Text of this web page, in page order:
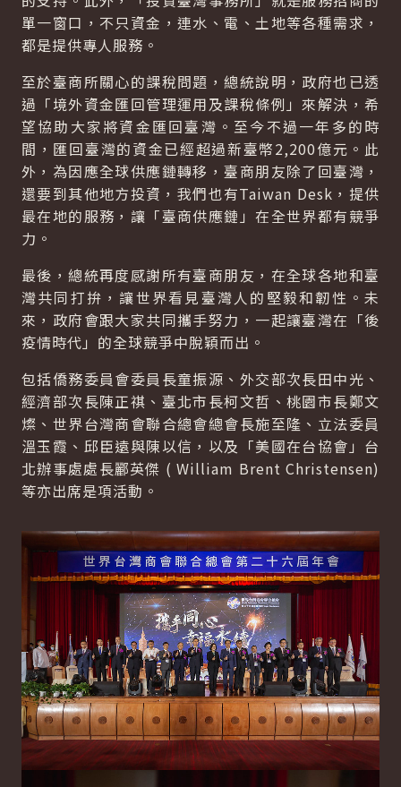
單一窗口，不只資金，連水、電、土地等各種需求，
都是提供專人服務。
至於臺商所關心的課稅問題，總統說明，政府也已透
過「境外資金匯回管理運用及課稅條例」來解決，希
望協助大家將資金匯回臺灣。至今不過一年多的時
間，匯回臺灣的資金已經超過新臺幣2,200億元。此
外，為因應全球供應鏈轉移，臺商朋友除了回臺灣，
還要到其他地方投資，我們也有Taiwan Desk，提供
最在地的服務，讓「臺商供應鏈」在全世界都有競爭
力。
最後，總統再度感謝所有臺商朋友，在全球各地和臺
灣共同打拚，讓世界看見臺灣人的堅毅和韌性。未
來，政府會跟大家共同攜手努力，一起讓臺灣在「後
疫情時代」的全球競爭中脫穎而出。
包括僑務委員會委員長童振源、外交部次長田中光、
經濟部次長陳正祺、臺北市長柯文哲、桃園市長鄭文
燦、世界台灣商會聯合總會總會長施至隆、立法委員
溫玉霞、邱臣遠與陳以信，以及「美國在台協會」台
北辦事處處長酈英傑 ( William Brent Christensen)
等亦出席是項活動。